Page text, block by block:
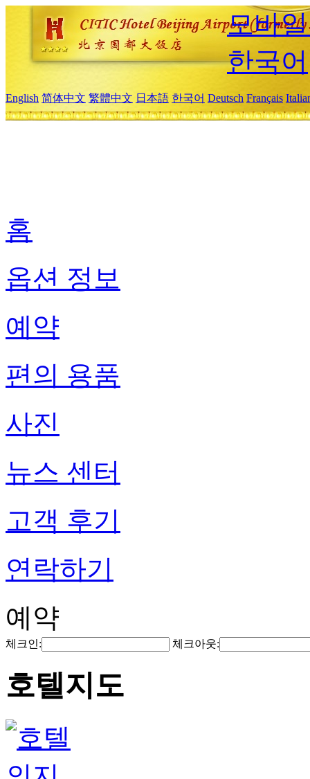
모바
한국어
English 简体中文 繁體中文 日本語 한국어 Deutsch Français
홈
옵션 정보
예약
편의 용품
사진
뉴스 센터
고객 후기
연락하기
예약
체크인: 체크아웃:
호텔지도